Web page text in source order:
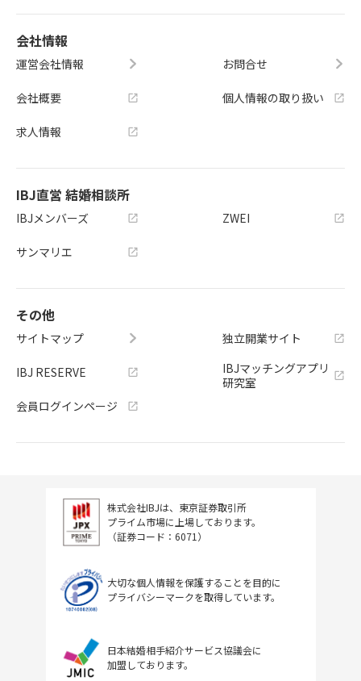
会社情報
運営会社情報
会社概要
求人情報
お問合せ
個人情報の取り扱い
IBJ直営 結婚相談所
IBJメンバーズ
サンマリエ
ZWEI
その他
サイトマップ
IBJ RESERVE
会員ログインページ
独立開業サイト
IBJマッチングアプリ
研究室
株式会社IBJは、東京証券取引所
プライム市場に上場しております。
（証券コード：6071）
大切な個人情報を保護することを目的に
プライバシーマークを取得しています。
日本結婚相手紹介サービス協議会に
加盟しております。